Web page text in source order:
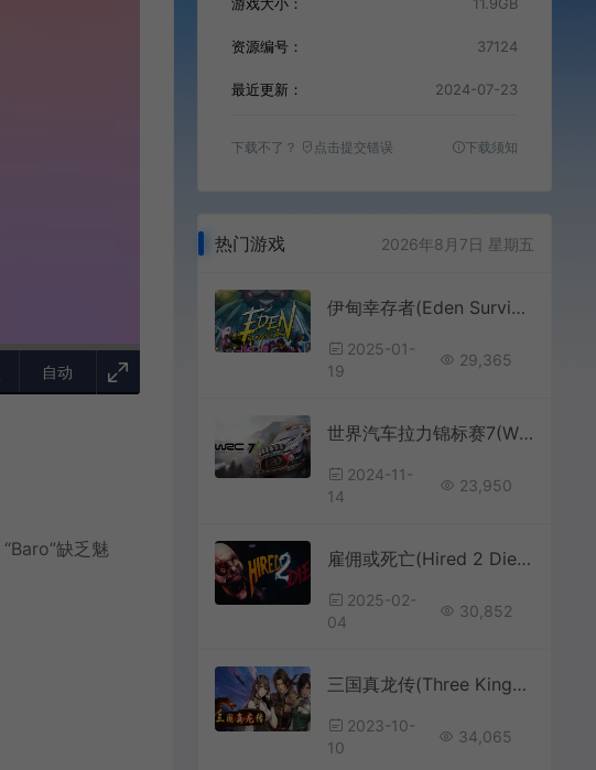
自动
缺乏魅
资源编号： 37124
最近更新： 2024-07-23
下载不了？ 点击提交错误 下载须知
热门游戏 2026年8月7日 星期五
伊甸幸存者(Eden Survivors)单人幸存者动作游戏|下载
2025-01-
19
29,365
世界汽车拉力锦标赛7(WRC 7 FIA World Rally Championship)赛车竞速游戏|单机|中文|RAC|免费下载
2024-11-
14
23,950
雇佣或死亡(Hired 2 Die)恐怖解谜游戏|下载
2025-02-
04
30,852
三国真龙传(Three Kingdoms True Dragon)简中|PC|怀旧复古RPG游戏
2023-10-
10
34,065